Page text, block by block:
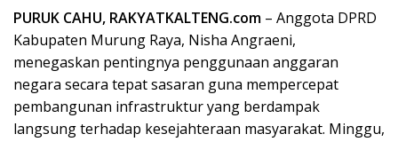
PURUK CAHU, RAKYATKALTENG.com – Anggota DPRD
Kabupaten Murung Raya, Nisha Angraeni,
menegaskan pentingnya penggunaan anggaran
negara secara tepat sasaran guna mempercepat
pembangunan infrastruktur yang berdampak
langsung terhadap kesejahteraan masyarakat. Minggu,